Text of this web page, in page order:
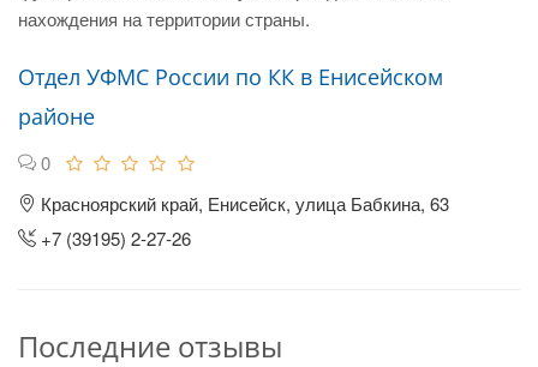
нахождения на территории страны.
Отдел УФМС России по КК в Енисейском
районе
0
Красноярский край, Енисейск, улица Бабкина, 63
+7 (39195) 2-27-26
Последние отзывы